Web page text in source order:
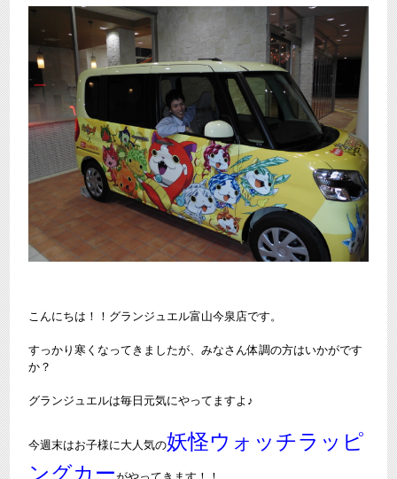
こんにちは！！グランジュエル富山今泉店です。
すっかり寒くなってきましたが、みなさん体調の方はいかがです
か？
グランジュエルは毎日元気にやってますよ♪
今週末はお子様に大人気の妖怪ウォッチラッピ
ングカー